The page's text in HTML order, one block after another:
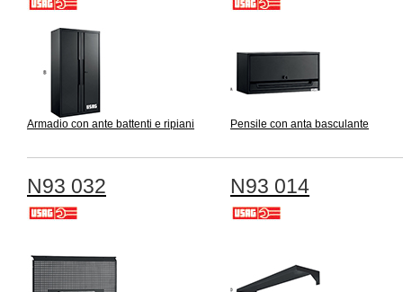
Armadio con ante battenti e ripiani Pensile con anta basculante
N93 032 N93 014